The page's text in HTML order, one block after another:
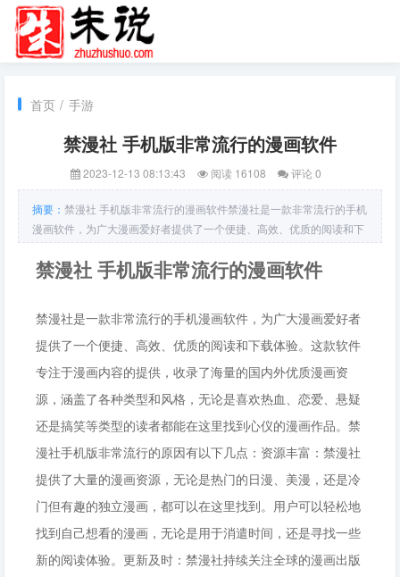
首页 / 手游
禁漫社 手机版非常流行的漫画软件
2023-12-13 08:13:43 阅读 16108 评论 0
摘要： 禁漫社 手机版非常流行的漫画软件禁漫社是一款非常流行的手机
漫画软件，为广大漫画爱好者提供了一个便捷、高效、优质的阅读和下
载体验。这款软件专注于漫画内容的提供，收录了海量的国内外优质漫
画资源，涵盖了各种类型和风格，无论是喜欢热血、恋爱、悬疑还是搞
禁漫社 手机版非常流行的漫画软件
禁漫社是一款非常流行的手机漫画软件，为广大漫画爱好者
提供了一个便捷、高效、优质的阅读和下载体验。这款软件
专注于漫画内容的提供，收录了海量的国内外优质漫画资
源，涵盖了各种类型和风格，无论是喜欢热血、恋爱、悬疑
还是搞笑等类型的读者都能在这里找到心仪的漫画作品。禁
漫社手机版非常流行的原因有以下几点：资源丰富：禁漫社
提供了大量的漫画资源，无论是热门的日漫、美漫，还是冷
门但有趣的独立漫画，都可以在这里找到。用户可以轻松地
找到自己想看的漫画，无论是用于消遣时间，还是寻找一些
新的阅读体验。更新及时：禁漫社持续关注全球的漫画出版